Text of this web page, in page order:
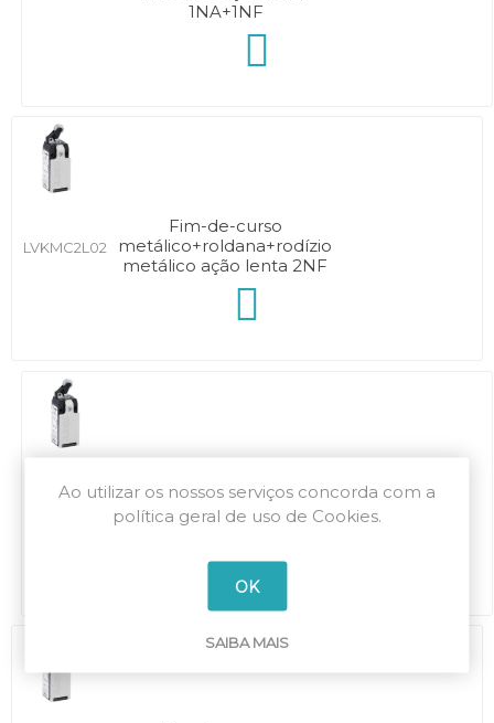
1NA+1NF
LVKMC2L02
Fim-de-curso
metálico+roldana+rodízio
metálico ação lenta 2NF
LVKMC2L20
metálico+roldana+rodízio
metálico ação lenta 2NA
Ao utilizar os nossos serviços concorda com a
política geral de uso de Cookies.
OK
SAIBA MAIS